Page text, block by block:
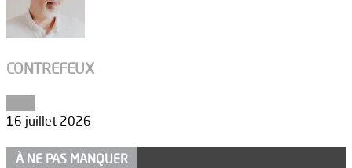
CONTREFEUX
16 juillet 2026
À NE PAS MANQUER